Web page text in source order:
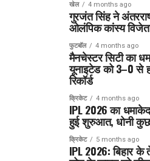
खेल 4 months ago
गुरजंत सिंह ने
ओलंपिक कांस्य
फुटबॉल 4 months ago
मैनचेस्टर सिटी का
यूनाइटेड को 3–0 से
रिकॉर्ड
क्रिकेट 4 months ago
IPL 2026 का
हुई शुरुआत, धोनी कुछ
क्रिकेट 5 months ago
IPL 2026: बिहार